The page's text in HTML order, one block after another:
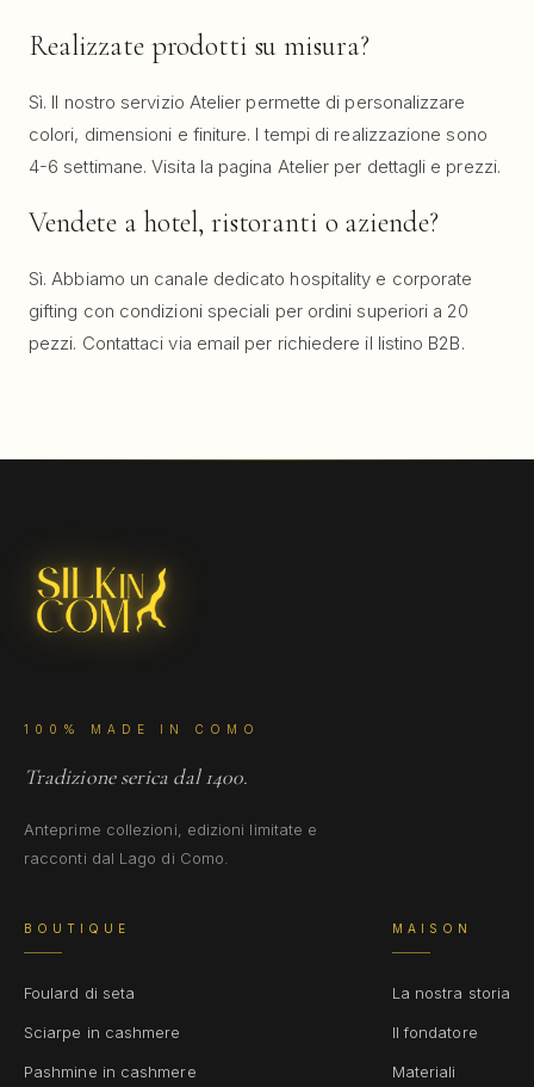
Realizzate prodotti su misura?
Sì. Il nostro servizio Atelier permette di personalizzare
colori, dimensioni e finiture. I tempi di realizzazione sono
4-6 settimane. Visita la pagina Atelier per dettagli e prezzi.
Vendete a hotel, ristoranti o aziende?
Sì. Abbiamo un canale dedicato hospitality e corporate
gifting con condizioni speciali per ordini superiori a 20
pezzi. Contattaci via email per richiedere il listino B2B.
100% MADE IN COMO
Tradizione serica dal 1400.
Anteprime collezioni, edizioni limitate e
racconti dal Lago di Como.
BOUTIQUE
Foulard di seta
Sciarpe in cashmere
Pashmine in cashmere
MAISON
La nostra storia
Il fondatore
Materiali